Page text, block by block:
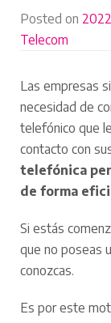
Posted on
Telecom
Las empresas
necesidad de
telefónico que
contacto con
telefónica
de forma
Si estás
que no poseas
conozcas.
Es por este